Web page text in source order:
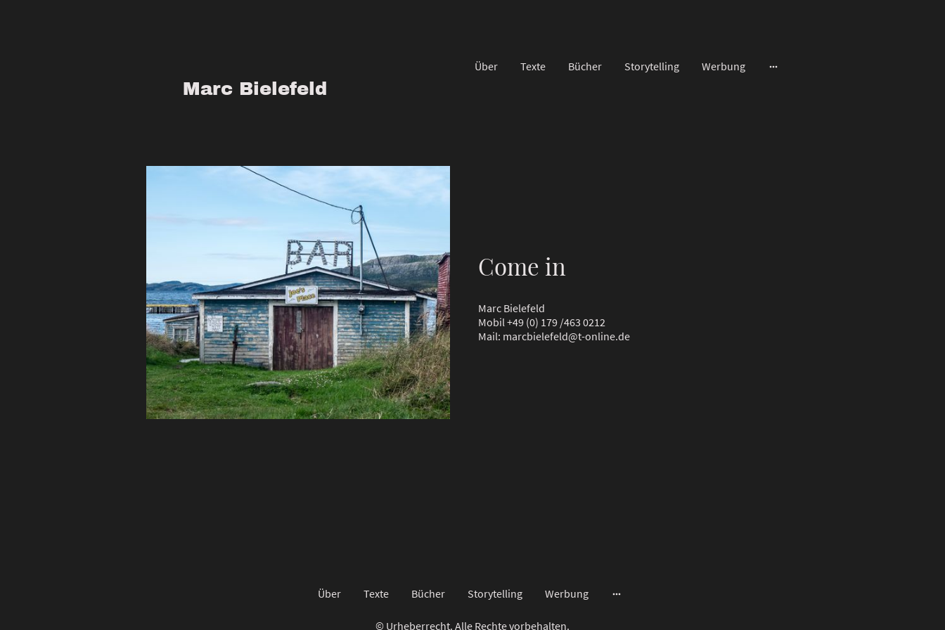
Marc Bielefeld
Über Texte Bücher Storytelling Werbung
Come in
Marc Bielefeld
Mobil +49 (0) 179 /463 0212
Mail: marcbielefeld@t-online.de
Über Texte Bücher Storytelling Werbung
© Urheberrecht. Alle Rechte vorbehalten.